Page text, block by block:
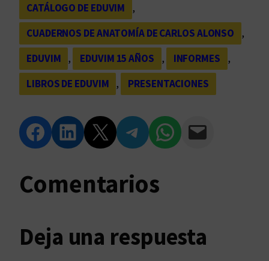
CATÁLOGO DE EDUVIM
,
CUADERNOS DE ANATOMÍA DE CARLOS ALONSO
,
EDUVIM
, EDUVIM 15 AÑOS , INFORMES
,
LIBROS DE EDUVIM
, PRESENTACIONES
Compartir en Facebook Compartir en LinkedIn Compartir en Twitter Compartir en Telegram Compartir en WhatsApp Compartir vía Email
Comentarios
Deja una respuesta